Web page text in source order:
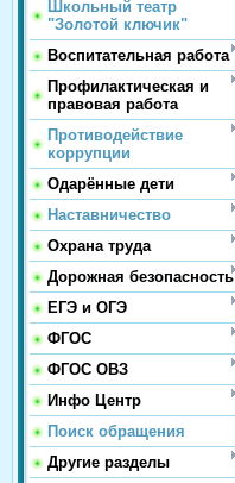
Школьный театр
"Золотой ключик"
Воспитательная работа
Профилактическая и
правовая работа
Противодействие
коррупции
Одарённые дети
Наставничество
Охрана труда
Дорожная безопасность
ЕГЭ и ОГЭ
ФГОС
ФГОС ОВЗ
Инфо Центр
Поиск обращения
Другие разделы